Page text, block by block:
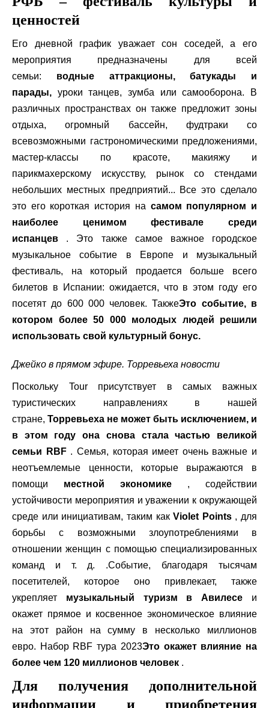
ценностей
Его дневной график уважает сон соседей, а его
мероприятия предназначены для всей
семьи: водные аттракционы, батукады и
парады, уроки танцев, зумба или самооборона. В
различных пространствах он также предложит зоны
отдыха, огромный бассейн, фудтраки со
всевозможными гастрономическими предложениями,
мастер-классы по красоте, макияжу и
парикмахерскому искусству, рынок со стендами
небольших местных предприятий... Все это сделало
это его короткая история на самом популярном и
наиболее ценимом фестивале среди
испанцев . Это также самое важное городское
музыкальное событие в Европе и музыкальный
фестиваль, на который продается больше всего
билетов в Испании: ожидается, что в этом году его
посетят до 600 000 человек. ТакжеЭто событие, в
котором более 50 000 молодых людей решили
использовать свой культурный бонус.
Джейко в прямом эфире. Торревьеха новости
Поскольку Tour присутствует в самых важных
туристических направлениях в нашей
стране, Торревьеха не может быть исключением, и
в этом году она снова стала частью великой
семьи RBF. Семья, которая имеет очень важные и
неотъемлемые ценности, которые выражаются в
помощи местной экономике , содействии
устойчивости мероприятия и уважении к окружающей
среде или инициативам, таким какViolet Points, для
борьбы с возможными злоупотреблениями в
отношении женщин с помощью специализированных
команд и т. д. .Событие, благодаря тысячам
посетителей, которое оно привлекает, также
укрепляет музыкальный туризм в Авилесе и
окажет прямое и косвенное экономическое влияние
на этот район на сумму в несколько миллионов
евро. Набор RBF тура 2023Это окажет влияние на
более чем 120 миллионов человек .
Для получения дополнительной
информации и приобретения